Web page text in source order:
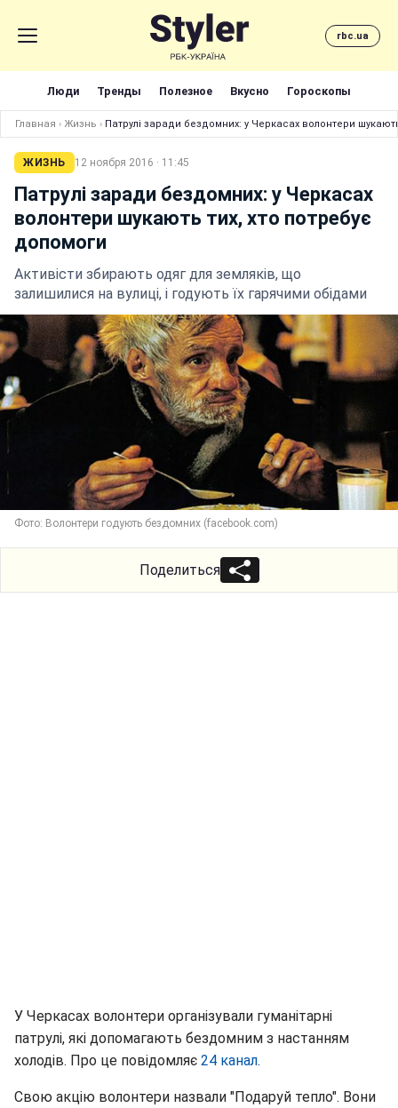
rbc.ua
Люди Тренды Полезное Вкусно Гороскопы
Главная › Жизнь › Патрулі заради бездомних: у Черкасах волонтери
ЖИЗНЬ 12 ноября 2016 · 11:45
Патрулі заради бездомних: у Черкасах
волонтери шукають тих, хто потребує
допомоги
Активісти збирають одяг для земляків, що
залишилися на вулиці, і годують їх гарячими обідами
Фото: Волонтери годують бездомних (facebook.com)
Поделиться
У Черкасах волонтери організували гуманітарні
патрулі, які допомагають бездомним з настанням
холодів. Про це повідомляє 24 канал.
Свою акцію волонтери назвали "Подаруй тепло". Вони